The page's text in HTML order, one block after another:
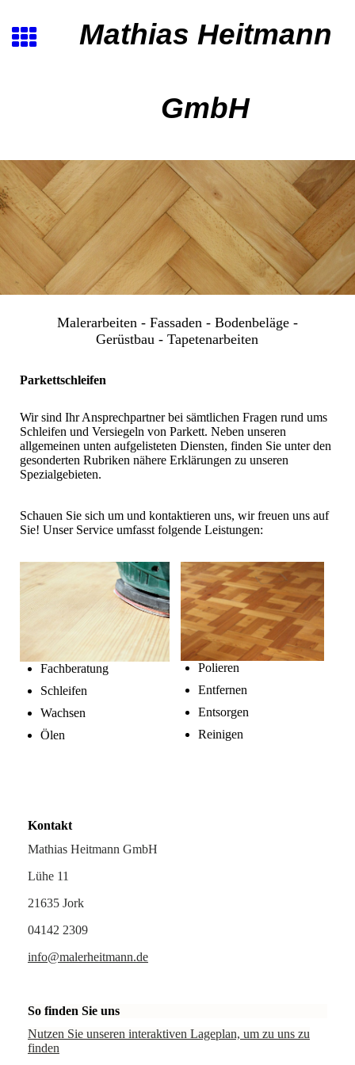
Mathias Heitmann
GmbH
Malerarbeiten - Fassaden - Bodenbeläge -
Gerüstbau - Tapetenarbeiten
Parkettschleifen
Wir sind Ihr Ansprechpartner bei sämtlichen Fragen rund ums
Schleifen und Versiegeln von Parkett. Neben unseren
allgemeinen unten aufgelisteten Diensten, finden Sie unter den
gesonderten Rubriken nähere Erklärungen zu unseren
Spezialgebieten.
Schauen Sie sich um und kontaktieren uns, wir freuen uns auf
Sie! Unser Service umfasst folgende Leistungen:
Fachberatung
Schleifen
Wachsen
Ölen
Polieren
Entfernen
Entsorgen
Reinigen
Kontakt
Mathias Heitmann GmbH
Lühe 11
21635 Jork
04142 2309
info@malerheitmann.de
So finden Sie uns
Nutzen Sie unseren interaktiven La­ge­plan, um zu uns zu
finden